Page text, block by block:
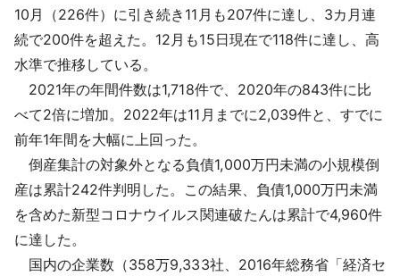
10月（226件）に引き続き11月も207件に達し、3カ月連
続で200件を超えた。12月も15日現在で118件に達し、高
水準で推移している。
2021年の年間件数は1,718件で、2020年の843件に比
べて2倍に増加。2022年は11月までに2,039件と、すでに
前年1年間を大幅に上回った。
倒産集計の対象外となる負債1,000万円未満の小規模倒
産は累計242件判明した。この結果、負債1,000万円未満
を含めた新型コロナウイルス関連破たんは累計で4,960件
に達した。
国内の企業数（358万9,333社、2016年総務省「経済セ